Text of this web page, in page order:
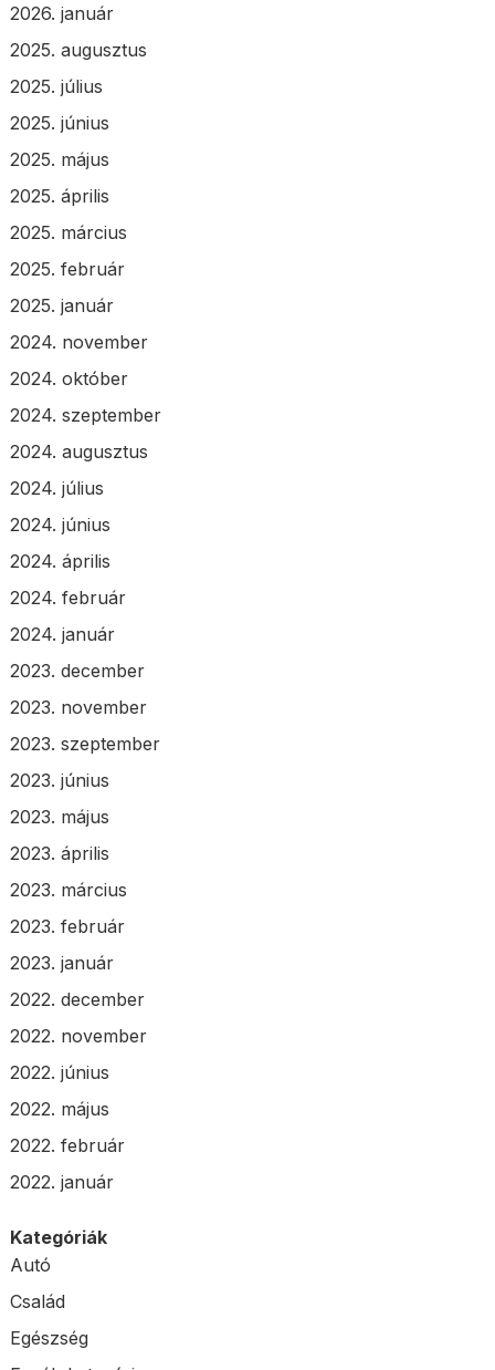
2026. január
2025. augusztus
2025. július
2025. június
2025. május
2025. április
2025. március
2025. február
2025. január
2024. november
2024. október
2024. szeptember
2024. augusztus
2024. július
2024. június
2024. április
2024. február
2024. január
2023. december
2023. november
2023. szeptember
2023. június
2023. május
2023. április
2023. március
2023. február
2023. január
2022. december
2022. november
2022. június
2022. május
2022. február
2022. január
Kategóriák
Autó
Család
Egészség